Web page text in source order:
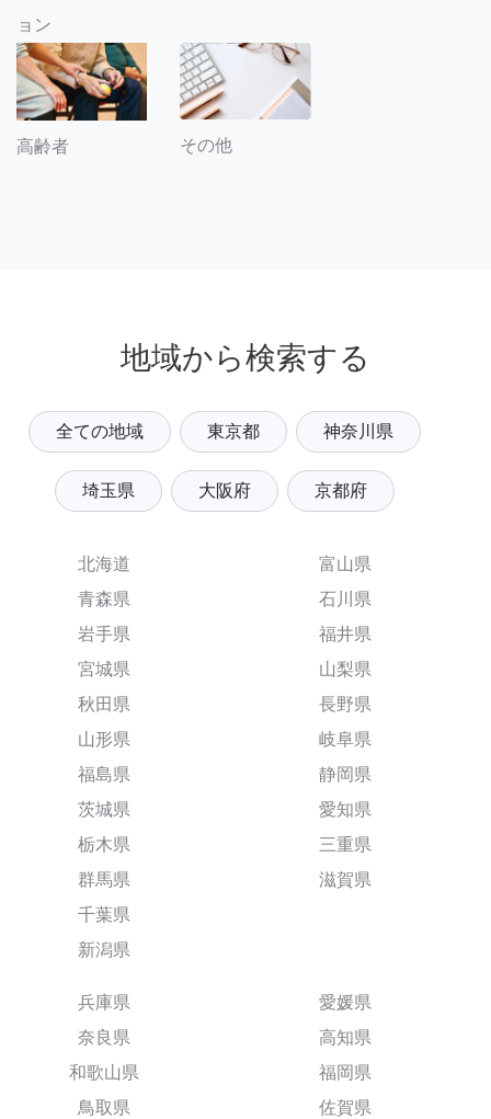
ョン
高齢者 その他
地域から検索する
全ての地域 東京都 神奈川県
埼玉県 大阪府 京都府
北海道
青森県
岩手県
宮城県
秋田県
山形県
福島県
茨城県
栃木県
群馬県
千葉県
新潟県
富山県
石川県
福井県
山梨県
長野県
岐阜県
静岡県
愛知県
三重県
滋賀県
兵庫県
奈良県
和歌山県
鳥取県
愛媛県
高知県
福岡県
佐賀県